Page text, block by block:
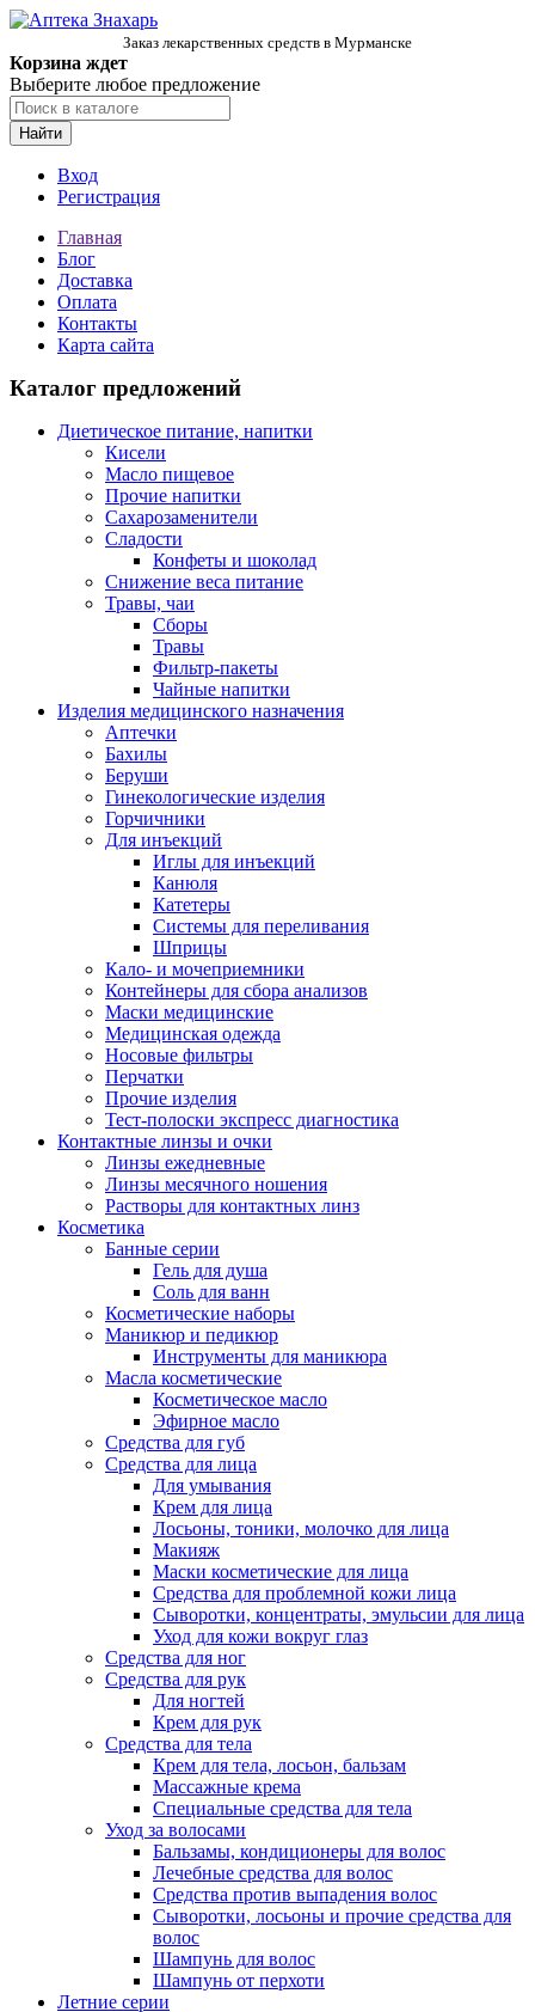
Заказ лекарственных средств в Мурманске
Корзина ждет
Выберите любое предложение
Найти
Вход
Регистрация
Главная
Блог
Доставка
Оплата
Контакты
Карта сайта
Каталог предложений
Диетическое питание, напитки
Кисели
Масло пищевое
Прочие напитки
Сахарозаменители
Сладости
Конфеты и шоколад
Снижение веса питание
Травы, чаи
Сборы
Травы
Фильтр-пакеты
Чайные напитки
Изделия медицинского назначения
Аптечки
Бахилы
Беруши
Гинекологические изделия
Горчичники
Для инъекций
Иглы для инъекций
Канюля
Катетеры
Системы для переливания
Шприцы
Кало- и мочеприемники
Контейнеры для сбора анализов
Маски медицинские
Медицинская одежда
Носовые фильтры
Перчатки
Прочие изделия
Тест-полоски экспресс диагностика
Контактные линзы и очки
Линзы ежедневные
Линзы месячного ношения
Растворы для контактных линз
Косметика
Банные серии
Гель для душа
Соль для ванн
Косметические наборы
Маникюр и педикюр
Инструменты для маникюра
Масла косметические
Косметическое масло
Эфирное масло
Средства для губ
Средства для лица
Для умывания
Крем для лица
Лосьоны, тоники, молочко для лица
Макияж
Маски косметические для лица
Средства для проблемной кожи лица
Сыворотки, концентраты, эмульсии для лица
Уход для кожи вокруг глаз
Средства для ног
Средства для рук
Для ногтей
Крем для рук
Средства для тела
Крем для тела, лосьон, бальзам
Массажные крема
Специальные средства для тела
Уход за волосами
Бальзамы, кондиционеры для волос
Лечебные средства для волос
Средства против выпадения волос
Сыворотки, лосьоны и прочие средства для
волос
Шампунь для волос
Шампунь от перхоти
Летние серии